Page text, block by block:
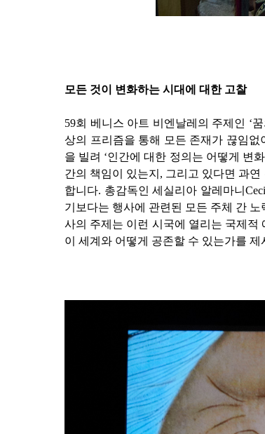
모든 것이 변화하는 시대에 대한 고찰
59회 베니스 아트 비엔날레의 주제인 ‘
상의 프리즘을 통해 모든 존재가 끊임
을 빌려 ‘인간에 대한 정의는 어떻게 변
간의 책임이 있는지 , 그리고 있다면 과
합니다. 총감독인 세실리아 알레마니
기보다는 행사에 관련된 모든 주체 간
사의 주제는 이런 시국에 열리는 국제적
이 세계와 어떻게 공존할 수 있는가를 제